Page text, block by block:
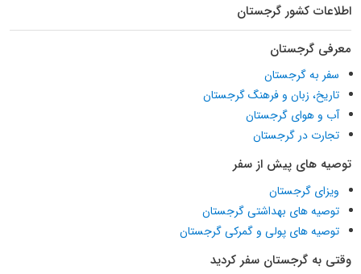
اطلاعات کشور گرجستان
معرفی گرجستان
سفر به گرجستان
تاریخ، زبان و فرهنگ گرجستان
آب و هوای گرجستان
تجارت در گرجستان
توصیه های پیش از سفر
ویزای گرجستان
توصیه های بهداشتی گرجستان
توصیه های پولی و گمرکی گرجستان
وقتی به گرجستان سفر کردید